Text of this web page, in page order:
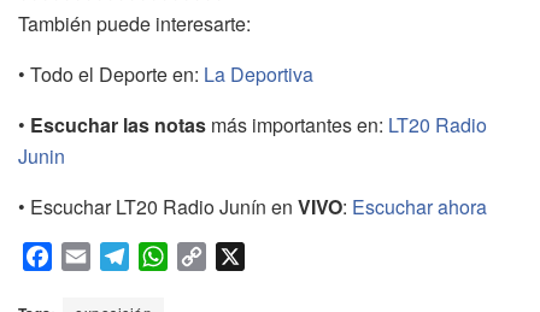
También puede interesarte:
• Todo el Deporte en: La Deportiva
• Escuchar las notas más importantes en: LT20 Radio
Junin
• Escuchar LT20 Radio Junín en VIVO: Escuchar ahora
W